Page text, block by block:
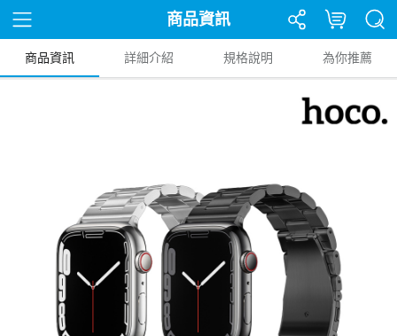
商品資訊
商品資訊 詳細介紹 規格說明 為你推薦